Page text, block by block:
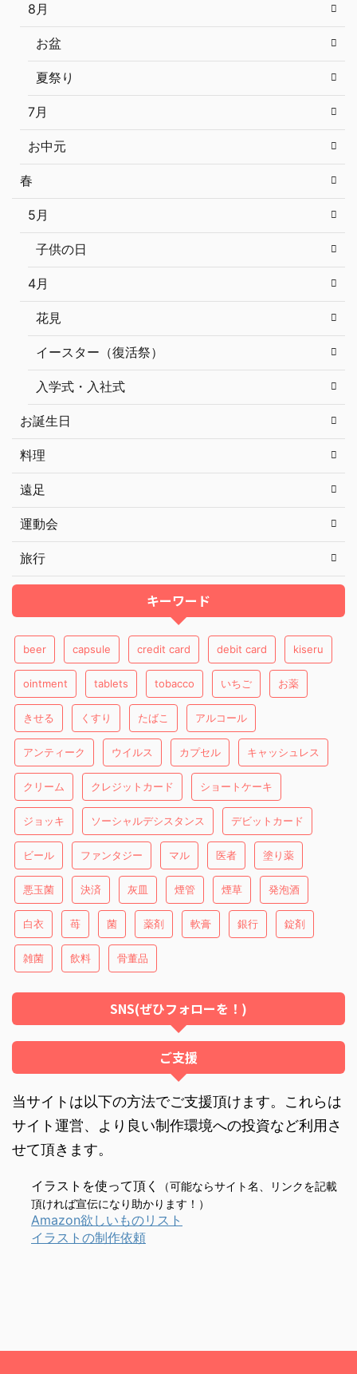
8月
お盆
夏祭り
7月
お中元
春
5月
子供の日
4月
花見
イースター（復活祭）
入学式・入社式
お誕生日
料理
遠足
運動会
旅行
キーワード
beer capsule credit card debit card kiseru
ointment tablets tobacco いちご お薬
きせる くすり たばこ アルコール
アンティーク ウイルス カプセル キャッシュレス
クリーム クレジットカード ショートケーキ
ジョッキ ソーシャルデシスタンス デビットカード
ビール ファンタジー マル 医者 塗り薬
悪玉菌 決済 灰皿 煙管 煙草 発泡酒
白衣 苺 菌 薬剤 軟膏 銀行 錠剤
雑菌 飲料 骨董品
SNS(ぜひフォローを！)
ご支援
当サイトは以下の方法でご支援頂けます。これらは
サイト運営、より良い制作環境への投資など利用さ
せて頂きます。
イラストを使って頂く
（可能ならサイト名、リンクを記載
頂ければ宣伝になり助かります！）
Amazon欲しいものリスト
イラストの制作依頼